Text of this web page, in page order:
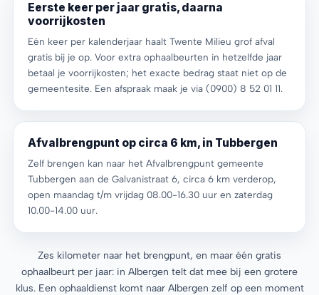
Eerste keer per jaar gratis, daarna
voorrijkosten
Eén keer per kalenderjaar haalt Twente Milieu grof afval
gratis bij je op. Voor extra ophaalbeurten in hetzelfde jaar
betaal je voorrijkosten; het exacte bedrag staat niet op de
gemeentesite. Een afspraak maak je via (0900) 8 52 01 11.
Afvalbrengpunt op circa 6 km, in Tubbergen
Zelf brengen kan naar het Afvalbrengpunt gemeente
Tubbergen aan de Galvanistraat 6, circa 6 km verderop,
open maandag t/m vrijdag 08.00-16.30 uur en zaterdag
10.00-14.00 uur.
Zes kilometer naar het brengpunt, en maar één gratis
ophaalbeurt per jaar: in Albergen telt dat mee bij een grotere
klus. Een ophaaldienst komt naar Albergen zelf op een moment